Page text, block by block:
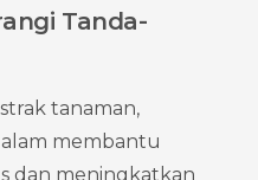
Tanda-
tanaman,
membantu
dan meningkatkan